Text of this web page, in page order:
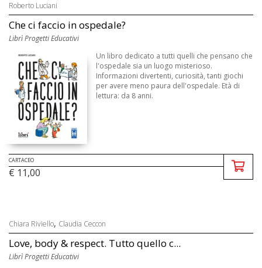
Roberto Luciani
Che ci faccio in ospedale?
Librì Progetti Educativi
Un libro dedicato a tutti quelli che pensano che
l'ospedale sia un luogo misterioso.
Informazioni divertenti, curiosità, tanti giochi
per avere meno paura dell'ospedale. Età di
lettura: da 8 anni.
CARTACEO
€ 11,00
Chiara Riviello, Claudia Ceccon
Love, body & respect. Tutto quello c...
Librì Progetti Educativi